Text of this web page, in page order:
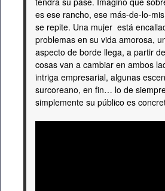
es ese rancho, ese más-de-lo-
se repite. Una mujer está
problemas en su vida amorosa,
aspecto de borde llega, a partir
cosas van a cambiar en ambos
intriga empresarial, algunas
surcoreano, en fin… lo de
simplemente su público es